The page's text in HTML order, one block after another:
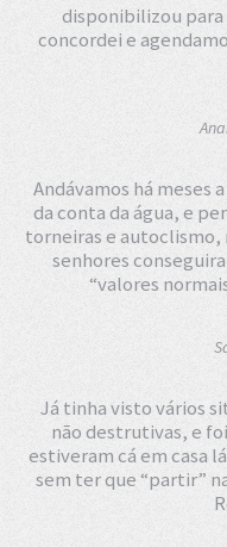
disponibilizou
concordei e
Andávamos há meses
da conta da água, e
torneiras e autoclismo,
senhores
“valores
Já tinha visto vários
não destrutivas, e
estiveram cá em casa
sem ter que “partir”